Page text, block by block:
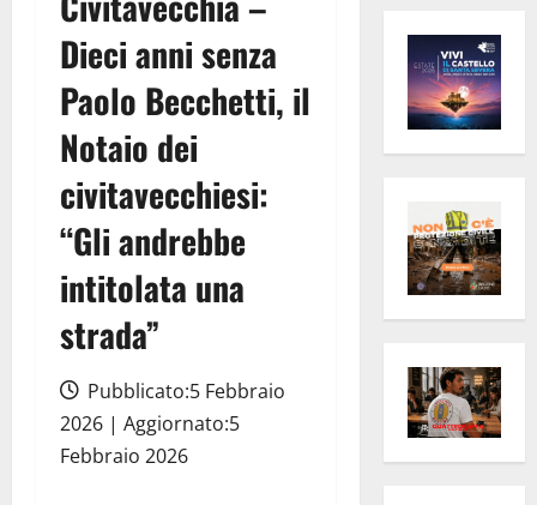
Dieci anni senza
Paolo Becchetti, il
Notaio dei
civitavecchiesi:
“Gli andrebbe
intitolata una
strada”
Pubblicato:5 Febbraio
2026 | Aggiornato:5
Febbraio 2026